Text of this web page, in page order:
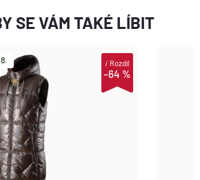
SE VÁM TAKÉ LÍBIT
–64 %
iRozdíl